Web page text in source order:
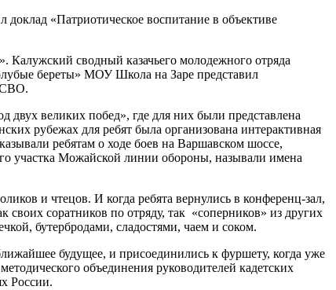
«Патриотическое воспитание в объективе
сводный казачьего молодежного отряда
береты» МОУ Школа на Заре представил
СВО.
двух великих побед», где для них были представлена
рубежах для ребят была организована интерактивная
ребятам о ходе боев на Варшавском шоссе,
участка Можайской линии обороны, называли имена
и чтецов. И когда ребята вернулись в конференц-зал,
своих соратников по отряду, так «соперников» из других
бутербродами, сладостями, чаем и соком.
будущее, и присоединились к фуршету, когда уже
объединения руководителей кадетских
России.